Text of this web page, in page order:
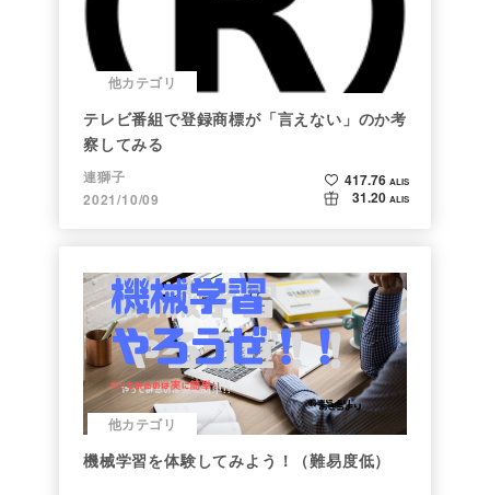
他カテゴリ
テレビ番組で登録商標が「言えない」のか考
察してみる
連獅子
2021/10/09
417.76 ALIS
31.20 ALIS
他カテゴリ
機械学習を体験してみよう！（難易度低）